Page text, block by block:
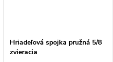
Hriadeľová spojka pružná 5/8
zvieracia